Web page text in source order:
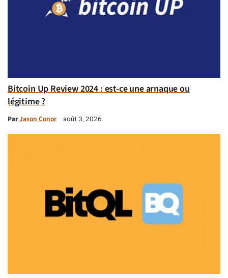
Bitcoin Up Review 2024 : est-ce une arnaque ou
légitime ?
ParJason Conor août 3, 2026